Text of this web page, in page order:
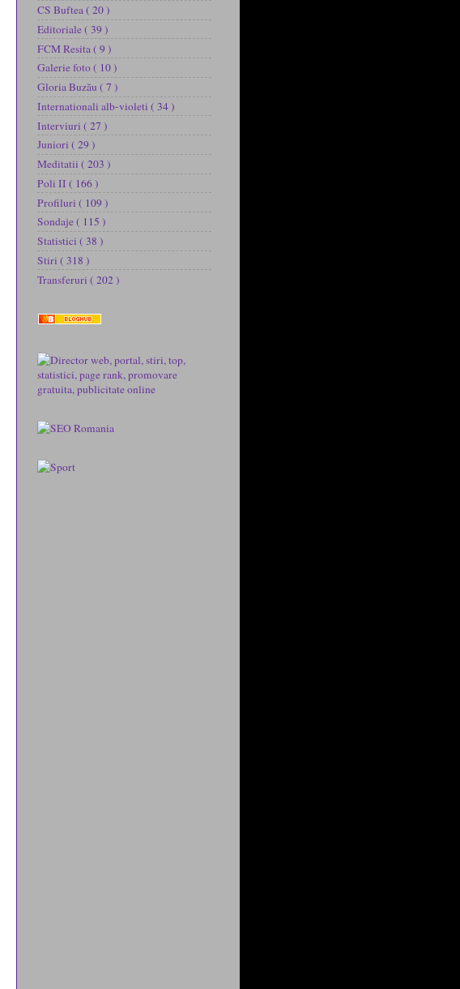
CS Buftea( 20 )
Editoriale( 39 )
FCM Resita( 9 )
Galerie foto( 10 )
Gloria Buzău ( 7 )
Internationali alb-violeti ( 34 )
Interviuri ( 27 )
Juniori ( 29 )
Meditatii ( 203 )
Poli II ( 166 )
Profiluri ( 109 )
Sondaje( 115 )
Statistici ( 38 )
Stiri ( 318 )
Transferuri ( 202 )